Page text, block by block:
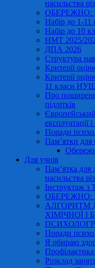
насильства
ОБЕРЕЖНО:
Набір до 1-11
Набір до 10
НМТ 2025/
ДПА 2026
Структура
Критерії
Критерії
11 класи НУШ
Про
підлітків
Європейський
експлуатації
Поради
Пам’ятки для
Для учнів
Пам’ятка для
насильства
Інструктаж з
ОБЕРЕЖНО:
АЛГОРИТМ
ХІМІЧНОЇ І
Поради
Я обираю
Профілактика
Розклад